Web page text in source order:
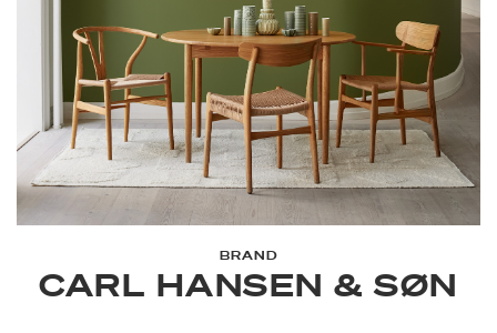
BRAND
CARL HANSEN & SØN